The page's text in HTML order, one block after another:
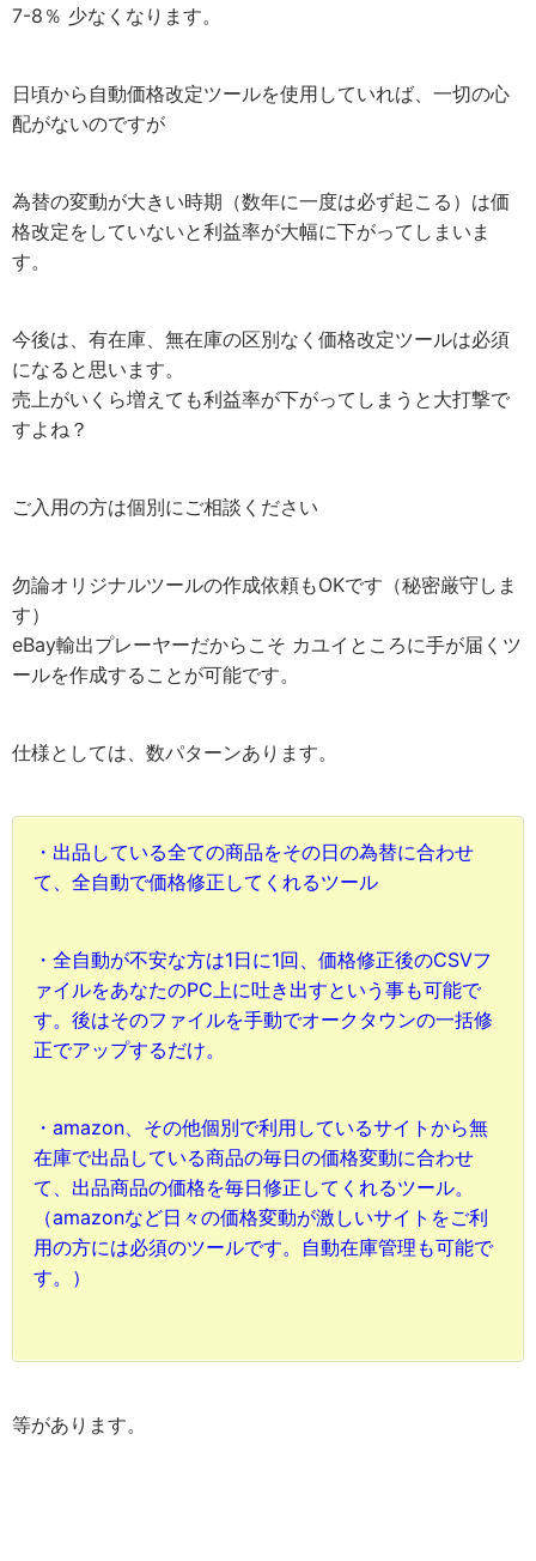
7-8％ 少なくなります。
日頃から自動価格改定ツールを使用していれば、一切の心
配がないのですが
為替の変動が大きい時期（数年に一度は必ず起こる）は価
格改定をしていないと利益率が大幅に下がってしまいま
す。
今後は、有在庫、無在庫の区別なく価格改定ツールは必須
になると思います。
売上がいくら増えても利益率が下がってしまうと大打撃で
すよね？
ご入用の方は個別にご相談ください
勿論オリジナルツールの作成依頼もOKです（秘密厳守しま
す）
eBay輸出プレーヤーだからこそ カユイところに手が届くツ
ールを作成することが可能です。
仕様としては、数パターンあります。
・出品している全ての商品をその日の為替に合わせ
て、全自動で価格修正してくれるツール
・全自動が不安な方は1日に1回、価格修正後のCSVフ
ァイルをあなたのPC上に吐き出すという事も可能で
す。後はそのファイルを手動でオークタウンの一括修
正でアップするだけ。
・amazon、その他個別で利用しているサイトから無
在庫で出品している商品の毎日の価格変動に合わせ
て、出品商品の価格を毎日修正してくれるツール。
（amazonなど日々の価格変動が激しいサイトをご利
用の方には必須のツールです。自動在庫管理も可能で
す。）
等があります。